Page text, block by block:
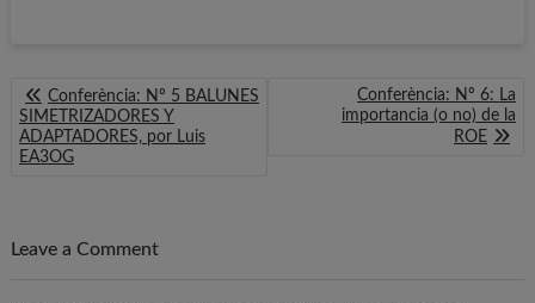
Navegació
d'entrades
Conferència: Nº 5 BALUNES
SIMETRIZADORES Y
ADAPTADORES, por Luis
EA3OG
Conferència: Nº 6: La
importancia (o no) de la
ROE
Leave a Comment